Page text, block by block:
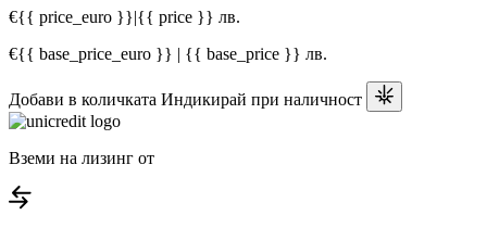
€{{ price_euro }}|{{ price }} лв.
€{{ base_price_euro }} | {{ base_price }} лв.
Добави в количката Индикирай при наличност
Вземи на лизинг от